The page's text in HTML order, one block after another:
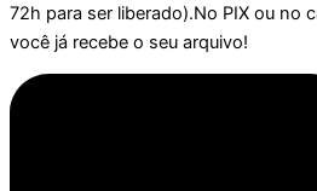
72h para ser liberado).No PIX ou no
você já recebe o seu arquivo!